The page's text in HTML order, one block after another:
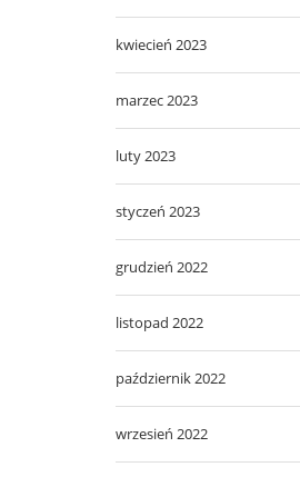
kwiecień 2023
marzec 2023
luty 2023
styczeń 2023
grudzień 2022
listopad 2022
październik 2022
wrzesień 2022